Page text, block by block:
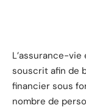
L’assurance-
souscrit afin de
financier sous
nombre de